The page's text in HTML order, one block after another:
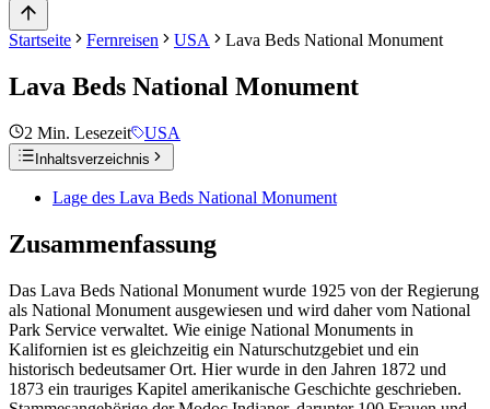
Startseite Fernreisen USA Lava Beds National Monument
Lava Beds National Monument
2 Min. Lesezeit USA
Inhaltsverzeichnis
Lage des Lava Beds National Monument
Zusammenfassung
Das Lava Beds National Monument wurde 1925 von der Regierung
als National Monument ausgewiesen und wird daher vom National
Park Service verwaltet. Wie einige National Monuments in
Kalifornien ist es gleichzeitig ein Naturschutzgebiet und ein
historisch bedeutsamer Ort. Hier wurde in den Jahren 1872 und
1873 ein trauriges Kapitel amerikanische Geschichte geschrieben.